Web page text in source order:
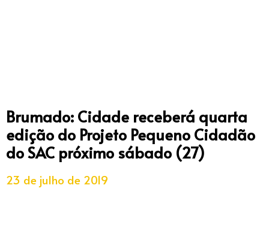
Brumado: Cidade receberá quarta
edição do Projeto Pequeno Cidadão
do SAC próximo sábado (27)
23 de julho de 2019